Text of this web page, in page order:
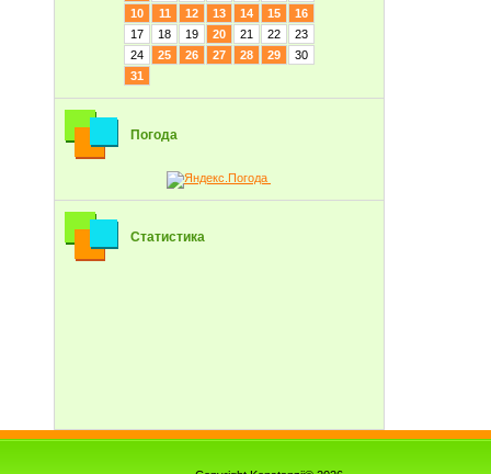
10
11 12 13 14 15
16
17
18 19 20 21 22
23
24
25 26 27 28 29
30
31
Погода
Статистика